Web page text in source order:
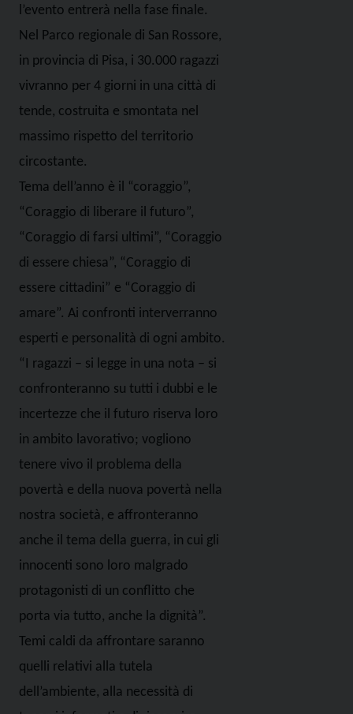
l’evento entrerà nella fase finale.
Nel Parco regionale di San Rossore,
in provincia di Pisa, i 30.000 ragazzi
vivranno per 4 giorni in una città di
tende, costruita e smontata nel
massimo rispetto del territorio
circostante.
Tema dell’anno è il “coraggio”,
“Coraggio di liberare il futuro”,
“Coraggio di farsi ultimi”, “Coraggio
di essere chiesa”, “Coraggio di
essere cittadini” e “Coraggio di
amare”. Ai confronti interverranno
esperti e personalità di ogni ambito.
“I ragazzi – si legge in una nota – si
confronteranno su tutti i dubbi e le
incertezze che il futuro riserva loro
in ambito lavorativo; vogliono
tenere vivo il problema della
povertà e della nuova povertà nella
nostra società, e affronteranno
anche il tema della guerra, in cui gli
innocenti sono loro malgrado
protagonisti di un conflitto che
porta via tutto, anche la dignità”.
Temi caldi da affrontare saranno
quelli relativi alla tutela
dell’ambiente, alla necessità di